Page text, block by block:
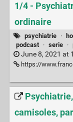
1/4 -
ordinaire
psychiatrie ·
podcast
· serie ·
June 8, 2021 at
https://www.franceculture.fr/
camisoles,